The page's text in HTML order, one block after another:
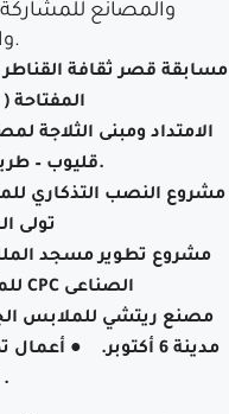
والمصانع
والمجتمعية.
المفتاحة
قليوب – طريق الإسكندرية الزراعى.
تولى
للمنتجات الأسمنتية بمجمع CPC الصناعى
لعام 2007 .